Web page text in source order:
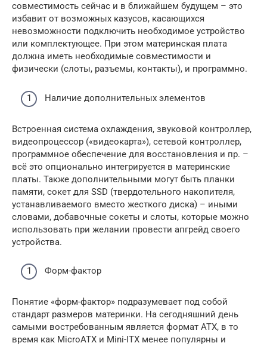
совместимость сейчас и в ближайшем будущем – это
избавит от возможных казусов, касающихся
невозможности подключить необходимое устройство
или комплектующее. При этом материнская плата
должна иметь необходимые совместимости и
физически (слоты, разъемы, контакты), и программно.
Наличие дополнительных элементов
Встроенная система охлаждения, звуковой контроллер,
видеопроцессор («видеокарта»), сетевой контроллер,
программное обеспечение для восстановления и пр. –
всё это опционально интегрируется в материнские
платы. Также дополнительными могут быть планки
памяти, сокет для SSD (твердотельного накопителя,
устанавливаемого вместо жесткого диска) – иными
словами, добавочные сокеты и слоты, которые можно
использовать при желании провести апгрейд своего
устройства.
Форм-фактор
Понятие «форм-фактор» подразумевает под собой
стандарт размеров материнки. На сегодняшний день
самыми востребованным является формат ATX, в то
время как MicroATX и Mini-ITX менее популярны и